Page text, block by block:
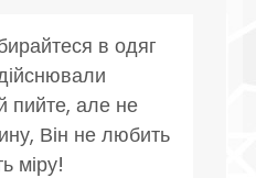
в одяг
пийте, але не
Він не любить
міру!